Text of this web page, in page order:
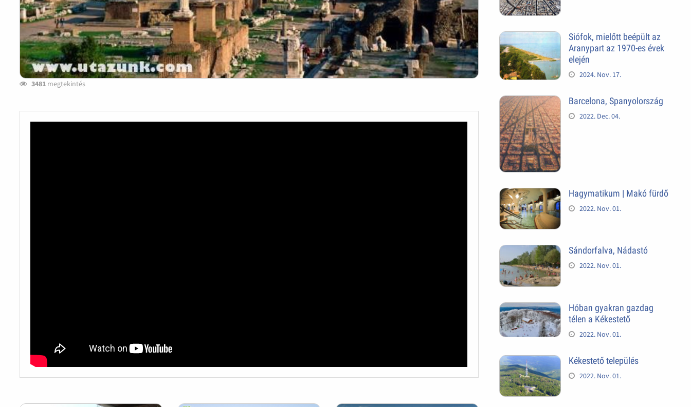
3481 megtekintés
Siófok, mielőtt beépült az
Aranypart az 1970-es évek
elején
2024. Nov. 17.
Barcelona, Spanyolország
2022. Dec. 04.
Hagymatikum | Makó fürdő
2022. Nov. 01.
Sándorfalva, Nádastó
2022. Nov. 01.
Hóban gyakran gazdag
télen a Kékestető
2022. Nov. 01.
Kékestető település
2022. Nov. 01.